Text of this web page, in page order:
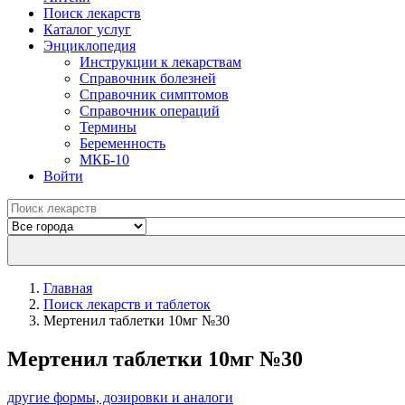
Поиск лекарств
Каталог услуг
Энциклопедия
Инструкции к лекарствам
Справочник болезней
Справочник симптомов
Справочник операций
Термины
Беременность
МКБ-10
Войти
Главная
Поиск лекарств и таблеток
Мертенил таблетки 10мг №30
Мертенил таблетки 10мг №30
другие формы, дозировки и аналоги